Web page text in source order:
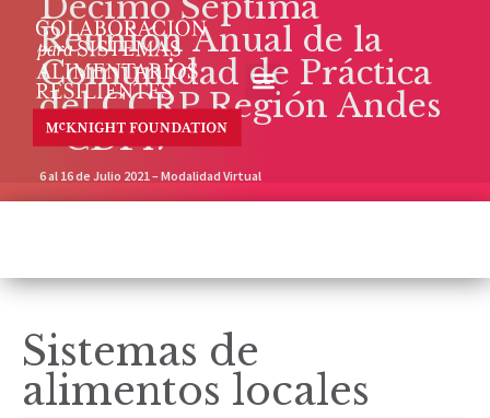
Reunión Anual de la
Comunidad de Práctica
del CCRP Región Andes
- CDP17
6 al 16 de Julio 2021 – Modalidad Virtual
Sistemas de
alimentos locales